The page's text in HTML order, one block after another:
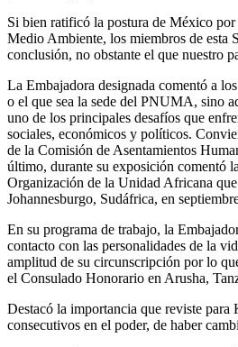
Si bien ratificó la postura de México
Medio Ambiente, los miembros de esta
conclusión, no obstante el que nuestro
La Embajadora designada comentó a
o el que sea la sede del PNUMA, sino
uno de los principales desafíos que
sociales, económicos y políticos.
de la Comisión de Asentamientos
último, durante su exposición comentó
Organización de la Unidad Africana
Johannesburgo, Sudáfrica, en
En su programa de trabajo, la
contacto con las personalidades de la
amplitud de su circunscripción por lo
el Consulado Honorario en Arusha,
Destacó la importancia que reviste para
consecutivos en el poder, de haber